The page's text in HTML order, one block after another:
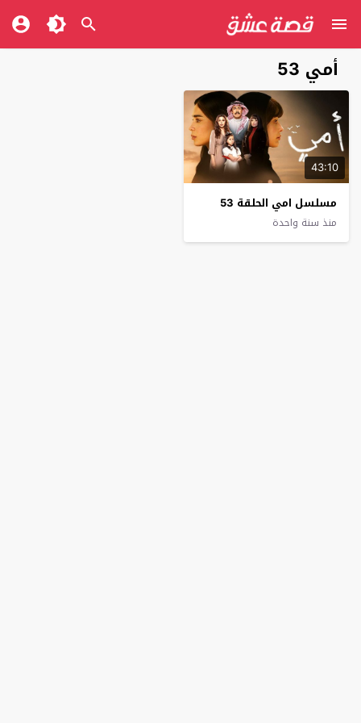
أمي 53
43:10
مسلسل امي الحلقة 53
منذ سنة واحدة